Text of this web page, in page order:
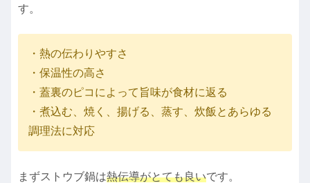
す。
・熱の伝わりやすさ
・保温性の高さ
・蓋裏のピコによって旨味が食材に返る
・煮込む、焼く、揚げる、蒸す、炊飯とあらゆる
調理法に対応
まずストウブ鍋は熱伝導がとても良いです。